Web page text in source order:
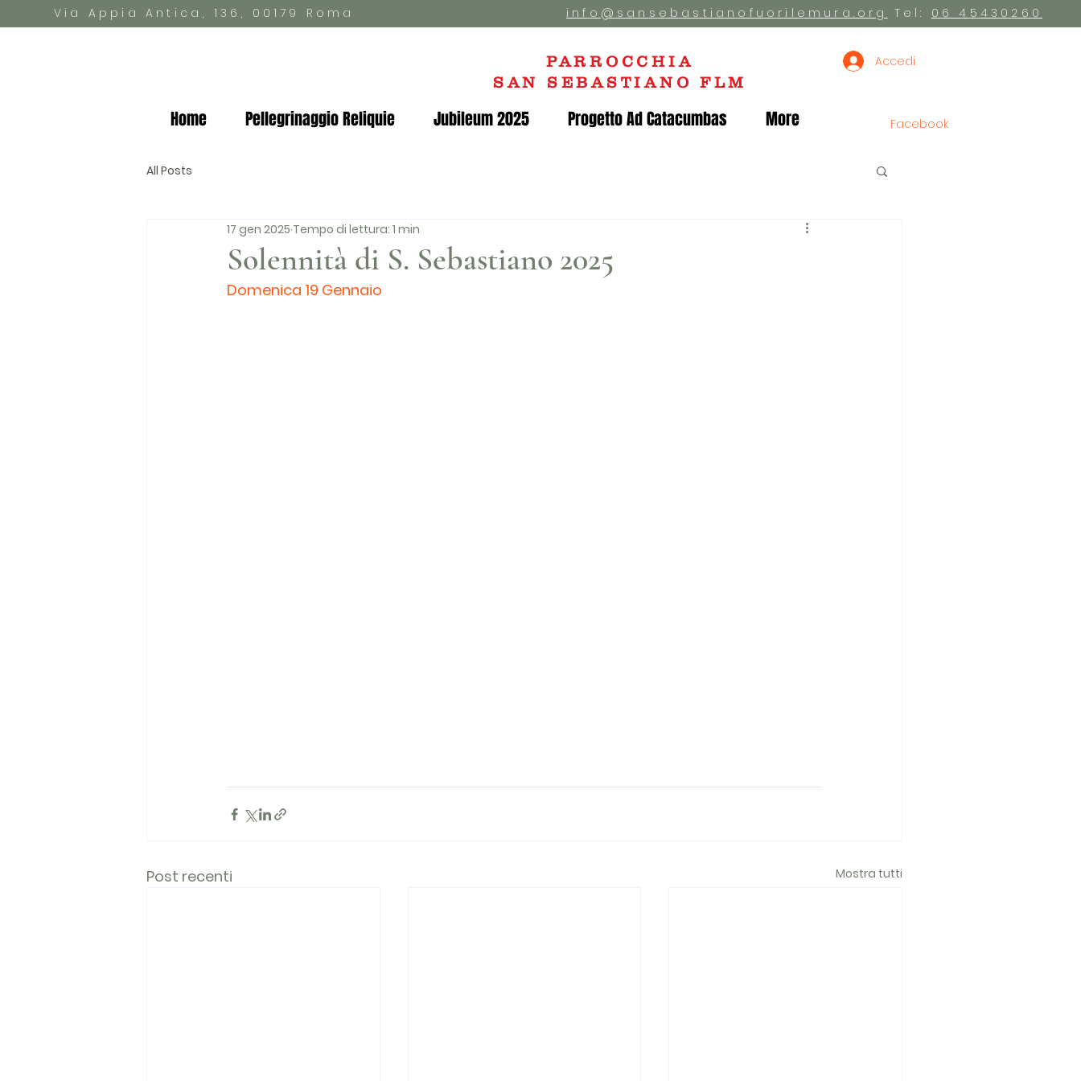
Via Appia Antica, 136, 00179 Roma info@sansebastianofuorilemura.org Tel: 06 45430260
Facebook
PARROCCHIA
SAN SEBASTIANO FLM
Accedi
Home Pellegrinaggio Reliquie Jubileum 2025 Progetto Ad Catacumbas More
All Posts
Solennità di S. Sebastiano 2025
17 gen 2025 Tempo di lettura: 1 min
Domenica 19 Gennaio
Post recenti Mostra tutti